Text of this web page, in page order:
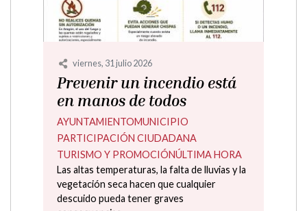
miércoles, 29 julio 2026
Jornadas Culturales de
Campo
AYUNTAMIENTOCULTURA EDUCACIÓN
EVENTOS Y FIESTAS
INFANCIA Y JUVENTUD
TURISMO Y PROMOCIÓNCULTURA
DEPORTESEVENTOS Y FIESTAS
MUNICIPIOINFANCIA Y JUVENTUD